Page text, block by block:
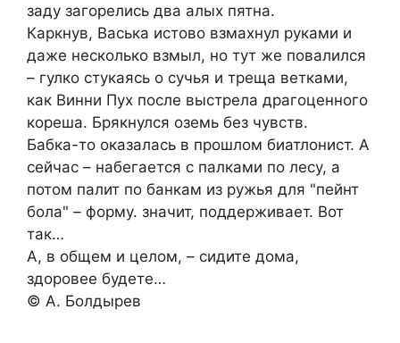
заду загорелись два алых пятна.
Каркнув, Васька истово взмахнул руками и
даже несколько взмыл, но тут же повалился
– гулко стукаясь о сучья и треща ветками,
как Винни Пух после выстрела драгоценного
кореша. Брякнулся оземь без чувств.
Бабка-то оказалась в прошлом биатлонист. А
сейчас – набегается с палками по лесу, а
потом палит по банкам из ружья для "пейнт
бола" – форму. значит, поддерживает. Вот
так…
А, в общем и целом, – сидите дома,
здоровее будете…
© А. Болдырев